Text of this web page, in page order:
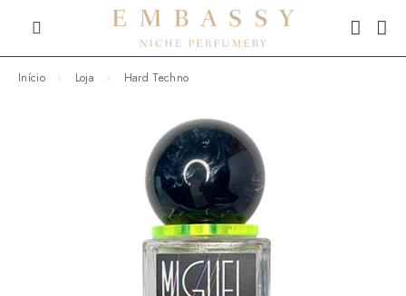
Início Loja Hard Techno